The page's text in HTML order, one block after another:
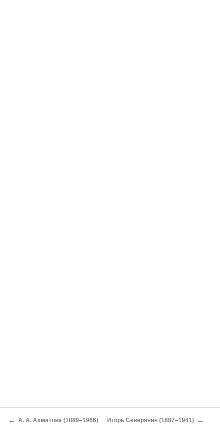
← А. А. Ахматова (1889–1966) Игорь Северянин (1887–1941) →